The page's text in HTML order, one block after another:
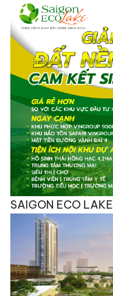
SAIGON ECO LAKE